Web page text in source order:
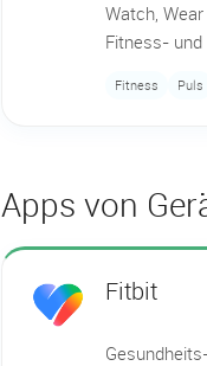
Watch,
Fitness-
Fitness Puls
Apps von
Fitbit